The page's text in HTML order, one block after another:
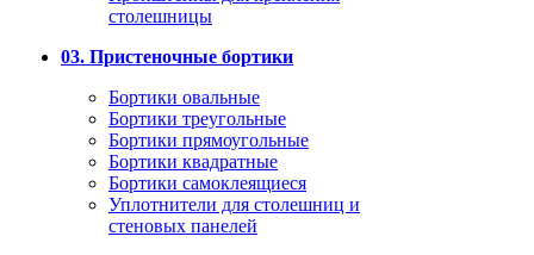
столешницы
03. Пристеночные бортики
Бортики овальные
Бортики треугольные
Бортики прямоугольные
Бортики квадратные
Бортики самоклеящиеся
Уплотнители для столешниц и
стеновых панелей